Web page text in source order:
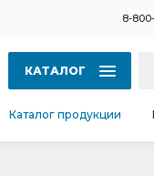
8-
КАТАЛОГ
Каталог продукции